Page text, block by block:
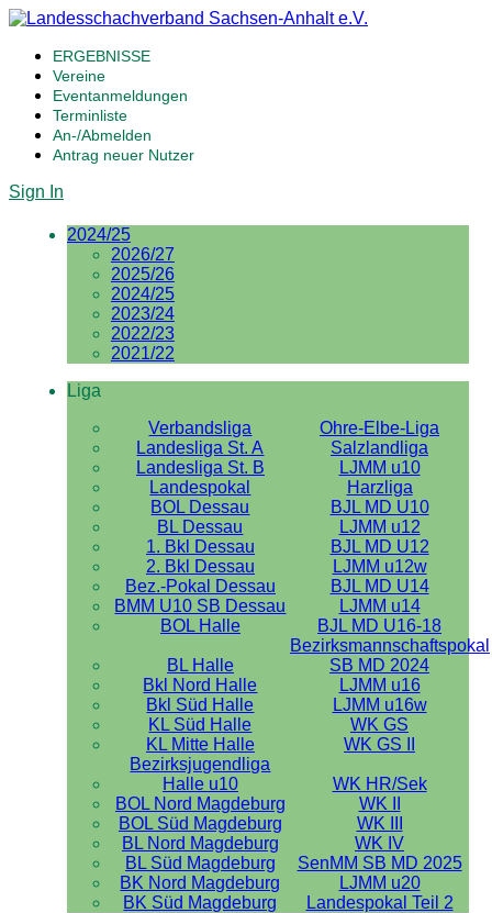
ERGEBNISSE
Vereine
Eventanmeldungen
Terminliste
An-/Abmelden
Antrag neuer Nutzer
Sign In
2024/25
2026/27
2025/26
2024/25
2023/24
2022/23
2021/22
Liga
Verbandsliga
Ohre-Elbe-Liga
Landesliga St. A
Salzlandliga
Landesliga St. B
LJMM u10
Landespokal
Harzliga
BOL Dessau
BJL MD U10
BL Dessau
LJMM u12
1. Bkl Dessau
BJL MD U12
2. Bkl Dessau
LJMM u12w
Bez.-Pokal Dessau
BJL MD U14
BMM U10 SB Dessau
LJMM u14
BOL Halle
BJL MD U16-18
BL Halle
Bezirksmannschaftspokal
SB MD 2024
Bkl Nord Halle
LJMM u16
Bkl Süd Halle
LJMM u16w
KL Süd Halle
WK GS
KL Mitte Halle
WK GS II
Bezirksjugendliga
Halle u10
WK HR/Sek
BOL Nord Magdeburg
WK II
BOL Süd Magdeburg
WK III
BL Nord Magdeburg
WK IV
BL Süd Magdeburg
SenMM SB MD 2025
BK Nord Magdeburg
LJMM u20
BK Süd Magdeburg
Landespokal Teil 2